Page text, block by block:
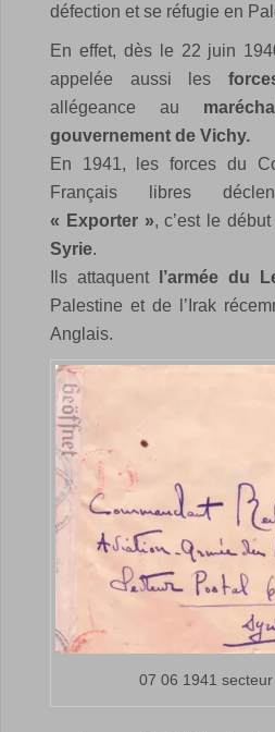
défection et se réfugie en
En effet, dès le 22 juin
appelée aussi les
allégeance au
gouvernement de Vichy.
En 1941, les forces du
Français libres
« Exporter », c’est le
Syrie.
Ils attaquentl’armée du
Palestine et de l’Irak
Anglais.
07 06 1941